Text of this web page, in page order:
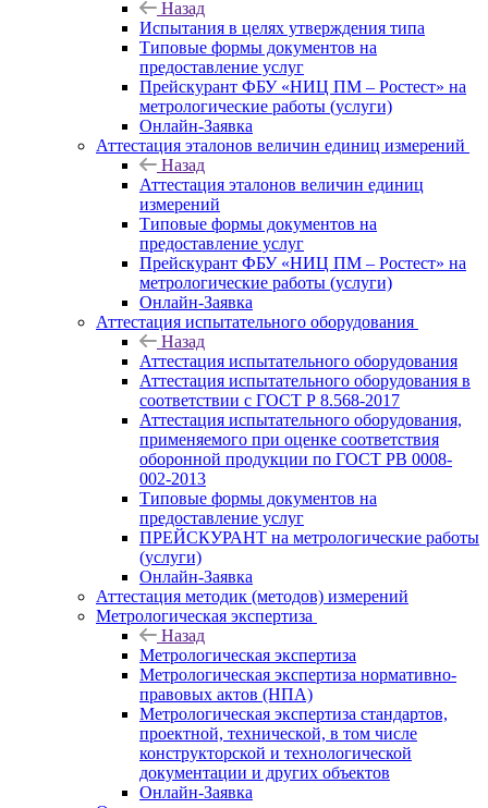
Назад
Испытания в целях утверждения типа
Типовые формы документов на
предоставление услуг
Прейскурант ФБУ «НИЦ ПМ – Ростест» на
метрологические работы (услуги)
Онлайн-Заявка
Аттестация эталонов величин единиц измерений
Назад
Аттестация эталонов величин единиц
измерений
Типовые формы документов на
предоставление услуг
Прейскурант ФБУ «НИЦ ПМ – Ростест» на
метрологические работы (услуги)
Онлайн-Заявка
Аттестация испытательного оборудования
Назад
Аттестация испытательного оборудования
Аттестация испытательного оборудования в
соответствии с ГОСТ Р 8.568-2017
Аттестация испытательного оборудования,
применяемого при оценке соответствия
оборонной продукции по ГОСТ РВ 0008-
002-2013
Типовые формы документов на
предоставление услуг
ПРЕЙСКУРАНТ на метрологические работы
(услуги)
Онлайн-Заявка
Аттестация методик (методов) измерений
Метрологическая экспертиза
Назад
Метрологическая экспертиза
Метрологическая экспертиза нормативно-
правовых актов (НПА)
Метрологическая экспертиза стандартов,
проектной, технической, в том числе
конструкторской и технологической
документации и других объектов
Онлайн-Заявка